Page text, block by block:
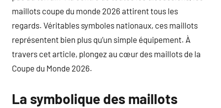
maillots coupe du monde 2026 attirent tous les
regards. Véritables symboles nationaux, ces maillots
représentent bien plus qu’un simple équipement. À
travers cet article, plongez au cœur des maillots de la
Coupe du Monde 2026.
La symbolique des maillots